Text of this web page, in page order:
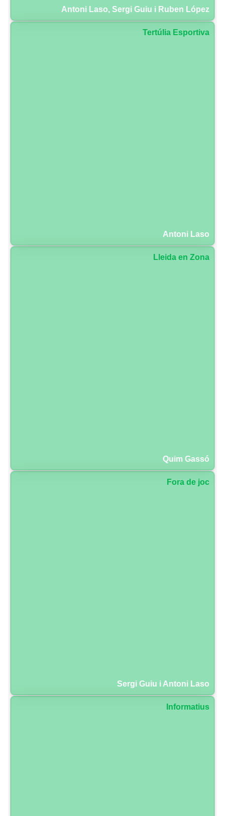
Antoni Laso, Sergi Guiu i Ruben López
Tertúlia Esportiva
Antoni Laso
Lleida en Zona
Quim Gassó
Fora de joc
Sergi Guiu i Antoni Laso
Informatius